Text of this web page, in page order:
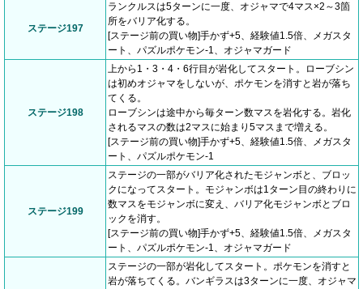
ステージ197
ランクルスは5ターンに一度、オジャマで4マス×2～3箇
所をバリア化する。
[ステージ前の買い物]手かず+5、経験値1.5倍、メガスタ
ート、パズルポケモン-1、オジャマガード
ステージ198
上から1・3・4・6行目が岩化してスタート。ローブシン
は初めオジャマをしないが、ポケモンを消すと岩が落ち
てくる。
ローブシンは途中から毎ターン数マスを岩化する。岩化
されるマスの数は2マスに始まり5マスまで増える。
[ステージ前の買い物]手かず+5、経験値1.5倍、メガスタ
ート、パズルポケモン-1
ステージ199
ステージの一部がバリア化されたモジャンボと、ブロッ
クになってスタート。モジャンボは1ターン目の終わりに
数マスをモジャンボに変え、バリア化モジャンボとブロ
ックを消す。
[ステージ前の買い物]手かず+5、経験値1.5倍、メガスタ
ート、パズルポケモン-1、オジャマガード
ステージの一部が岩化してスタート。ポケモンを消すと
岩が落ちてくる。バンギラスは3ターンに一度、オジャマ